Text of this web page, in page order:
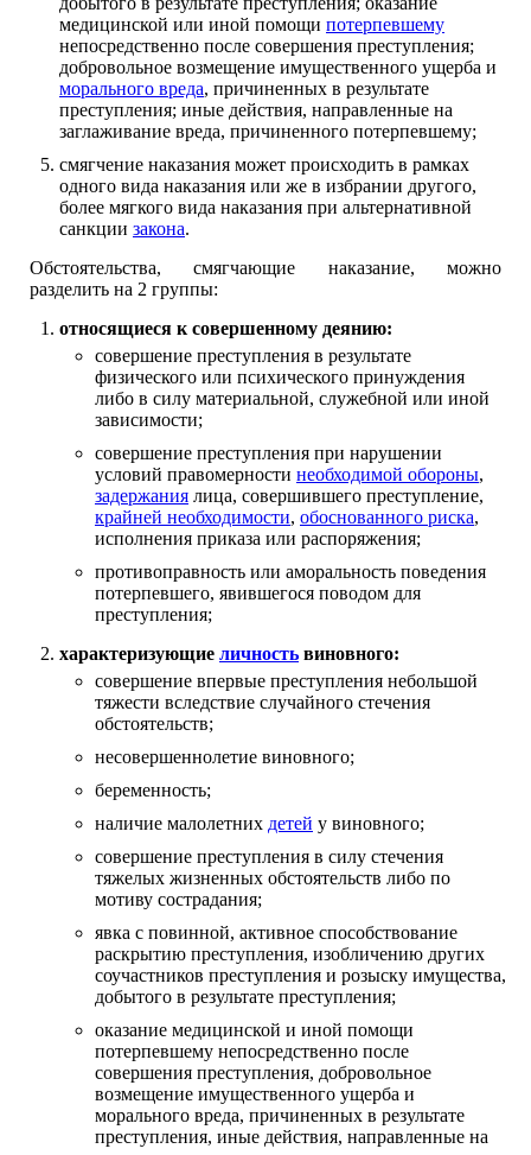
медицинской или иной помощи потерпевшему
непосредственно после совершения преступления;
добровольное возмещение имущественного ущерба и
морального вреда, причиненных в результате
преступления; иные действия, направленные на
заглаживание вреда, причиненного потерпевшему;
смягчение наказания может происходить в рамках
одного вида наказания или же в избрании другого,
более мягкого вида наказания при альтернативной
санкции закона.
Обстоятельства, смягчающие наказание, можно
разделить на 2 группы:
относящиеся к совершенному деянию:
совершение преступления в результате
физического или психического принуждения
либо в силу материальной, служебной или иной
зависимости;
совершение преступления при нарушении
условий правомерности необходимой обороны,
задержания лица, совершившего преступление,
крайней необходимости, обоснованного риска,
исполнения приказа или распоряжения;
противоправность или аморальность поведения
потерпевшего, явившегося поводом для
преступления;
характеризующие личность виновного:
совершение впервые преступления небольшой
тяжести вследствие случайного стечения
обстоятельств;
несовершеннолетие виновного;
беременность;
наличие малолетних детей у виновного;
совершение преступления в силу стечения
тяжелых жизненных обстоятельств либо по
мотиву сострадания;
явка с повинной, активное способствование
раскрытию преступления, изобличению других
соучастников преступления и розыску имущества,
добытого в результате преступления;
оказание медицинской и иной помощи
потерпевшему непосредственно после
совершения преступления, добровольное
возмещение имущественного ущерба и
морального вреда, причиненных в результате
преступления, иные действия, направленные на